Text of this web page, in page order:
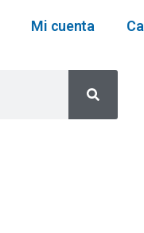
Mi cuenta